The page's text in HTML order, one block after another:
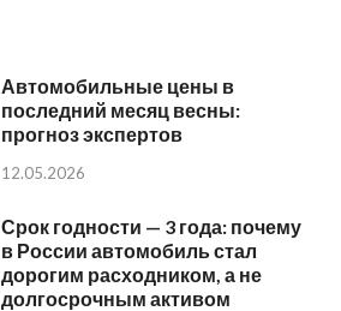
Автомобильные цены в
последний месяц весны:
прогноз экспертов
12.05.2026
Срок годности — 3 года: почему
в России автомобиль стал
дорогим расходником, а не
долгосрочным активом